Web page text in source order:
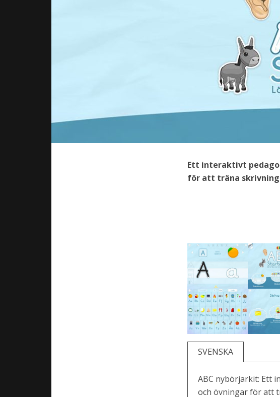
Ett interaktivt
för att träna
SVENSKA
ABC nybörjarkit: Ett
och övningar för att